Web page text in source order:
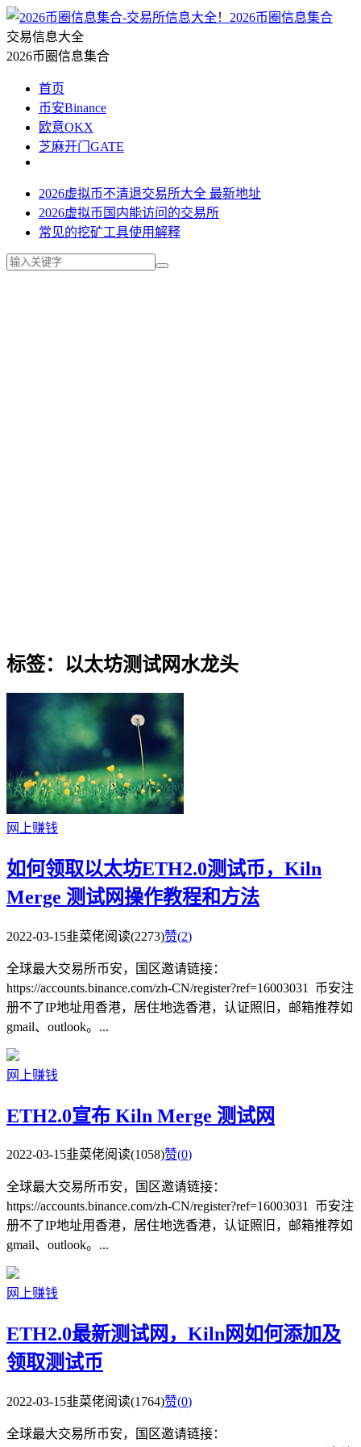
2026币圈信息集合
交易信息大全
2026币圈信息集合
首页
币安Binance
欧意OKX
芝麻开门GATE
2026虚拟币不清退交易所大全 最新地址
2026虚拟币国内能访问的交易所
常见的挖矿工具使用解释
标签：以太坊测试网水龙头
网上赚钱
如何领取以太坊ETH2.0测试币，Kiln
Merge 测试网操作教程和方法
2022-03-15韭菜佬阅读(2273)赞(2)
全球最大交易所币安，国区邀请链接：
https://accounts.binance.com/zh-CN/register?ref=16003031 币安注
册不了IP地址用香港，居住地选香港，认证照旧，邮箱推荐如
gmail、outlook。...
网上赚钱
ETH2.0宣布 Kiln Merge 测试网
2022-03-15韭菜佬阅读(1058)赞(0)
全球最大交易所币安，国区邀请链接：
https://accounts.binance.com/zh-CN/register?ref=16003031 币安注
册不了IP地址用香港，居住地选香港，认证照旧，邮箱推荐如
gmail、outlook。...
网上赚钱
ETH2.0最新测试网，Kiln网如何添加及
领取测试币
2022-03-15韭菜佬阅读(1764)赞(0)
全球最大交易所币安，国区邀请链接：